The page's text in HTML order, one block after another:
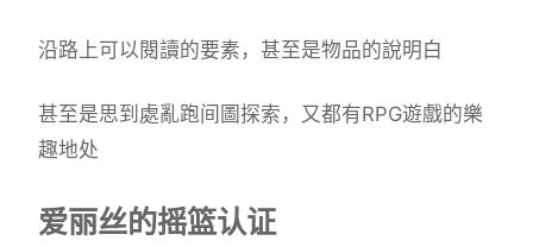
沿路上可以閱讀的要素，甚至是物品的說明白
甚至是思到處亂跑间圖探索，又都有RPG遊戲的樂
趣地处
爱丽丝的摇篮认证